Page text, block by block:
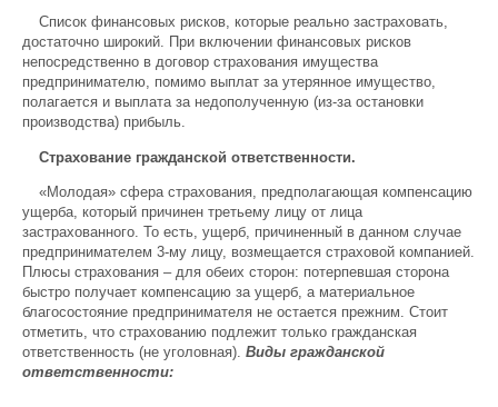
Список финансовых рисков, которые реально застраховать,
достаточно широкий. При включении финансовых рисков
непосредственно в договор страхования имущества
предпринимателю, помимо выплат за утерянное имущество,
полагается и выплата за недополученную (из-за остановки
производства) прибыль.
Страхование гражданской ответственности.
«Молодая» сфера страхования, предполагающая компенсацию
ущерба, который причинен третьему лицу от лица
застрахованного. То есть, ущерб, причиненный в данном случае
предпринимателем 3-му лицу, возмещается страховой компанией.
Плюсы страхования – для обеих сторон: потерпевшая сторона
быстро получает компенсацию за ущерб, а материальное
благосостояние предпринимателя не остается прежним. Стоит
отметить, что страхованию подлежит только гражданская
ответственность (не уголовная). Виды гражданской
ответственности: